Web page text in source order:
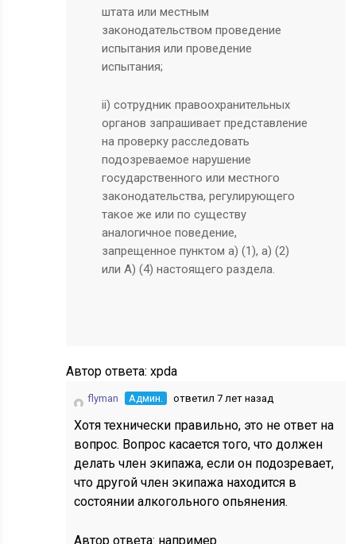
штата или местным
законодательством проведение
испытания или проведение
испытания;
ii) сотрудник правоохранительных
органов запрашивает представление
на проверку расследовать
подозреваемое нарушение
государственного или местного
законодательства, регулирующего
такое же или по существу
аналогичное поведение,
запрещенное пунктом а) (1), а) (2)
или А) (4) настоящего раздела.
Автор ответа:xpda
flyman Админ. ответил 7 лет назад
Хотя технически правильно, это не ответ на
вопрос. Вопрос касается того, что должен
делать член экипажа, если он подозревает,
что другой член экипажа находится в
состоянии алкогольного опьянения.
Автор ответа: например